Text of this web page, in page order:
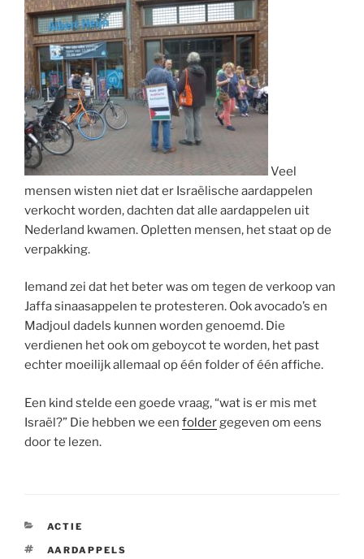
Veel
mensen wisten niet dat er Israëlische aardappelen
verkocht worden, dachten dat alle aardappelen uit
Nederland kwamen. Opletten mensen, het staat op de
verpakking.
Iemand zei dat het beter was om tegen de verkoop van
Jaffa sinaasappelen te protesteren. Ook avocado’s en
Madjoul dadels kunnen worden genoemd. Die
verdienen het ook om geboycot te worden, het past
echter moeilijk allemaal op één folder of één affiche.
Een kind stelde een goede vraag, “wat is er mis met
Israël?” Die hebben we een foldergegeven om eens
door te lezen.
CATEGORIEËN
ACTIE
TAGS
AARDAPPELS